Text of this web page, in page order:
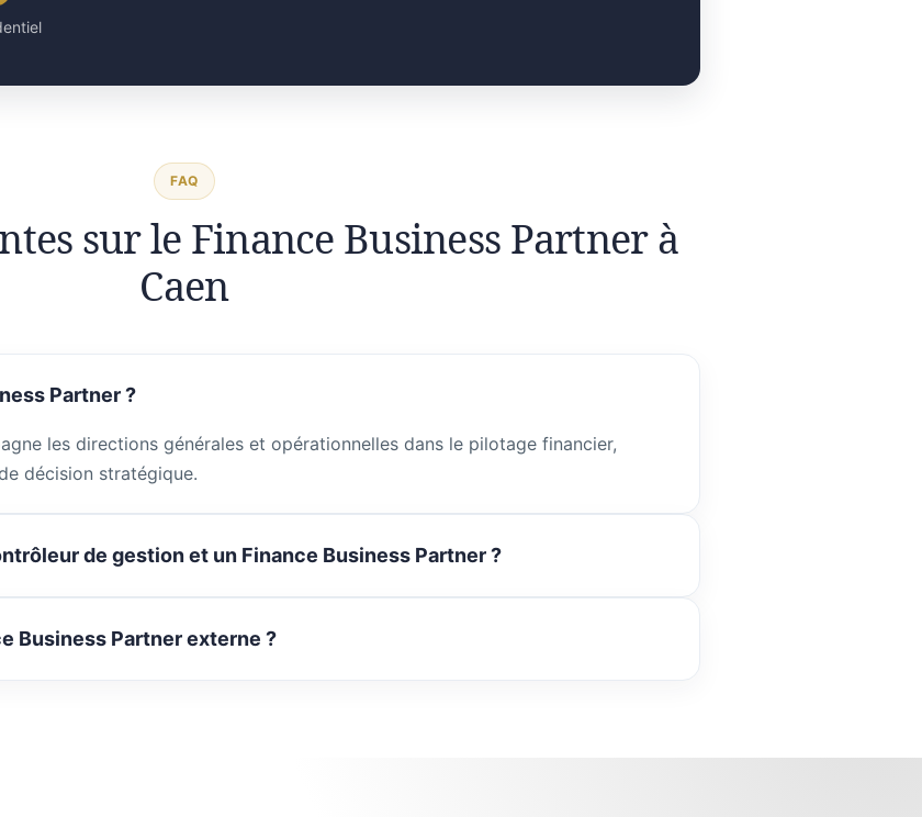
FAQ
sur le Finance Business Partner à
Caen
Partner ?
les directions générales et opérationnelles dans le pilotage financier,
décision stratégique.
de gestion et un Finance Business Partner ?
Business Partner externe ?